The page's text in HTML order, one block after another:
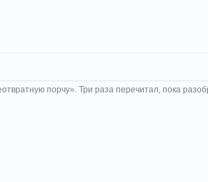
порчу». Три раза перечитал, пока